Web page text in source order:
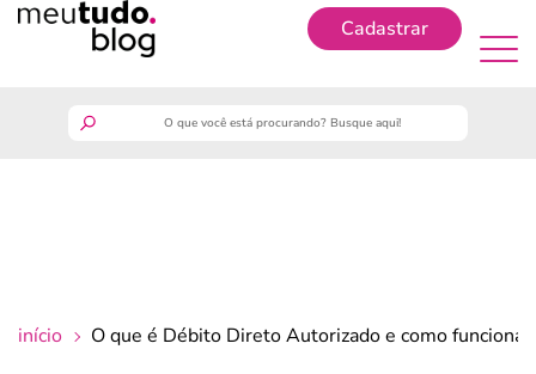
Cadastrar
início O que é Débito Direto Autorizado e como funciona